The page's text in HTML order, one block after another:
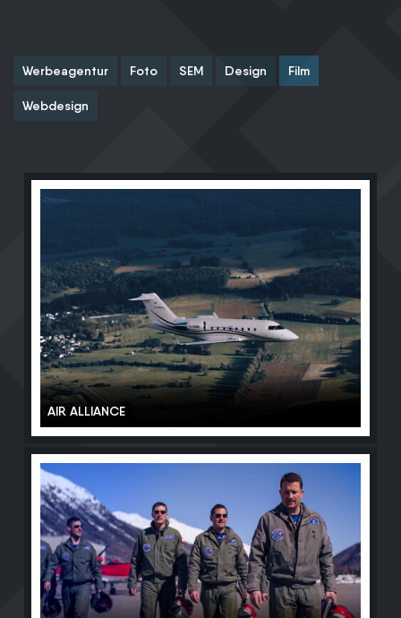
Werbeagentur Foto SEM Design Film
Webdesign
AIR ALLIANCE